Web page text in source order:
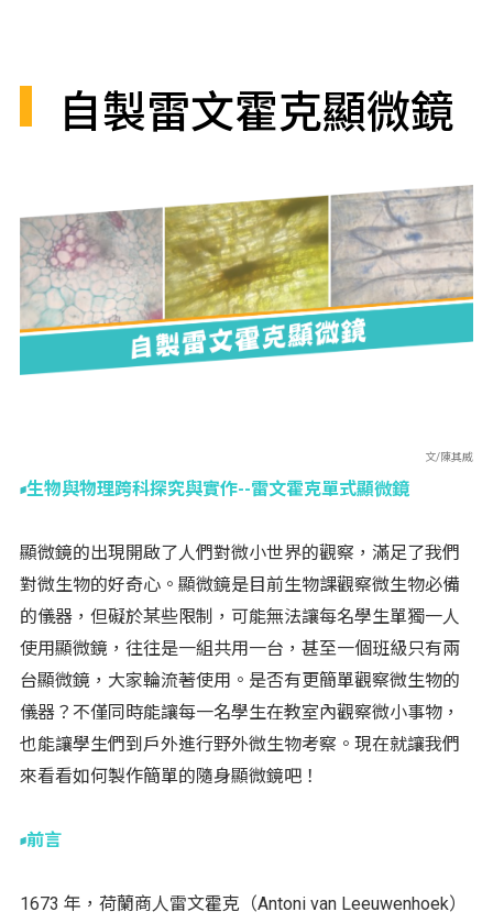
自製雷文霍克顯微鏡
文/陳其威
生物與物理跨科探究與實作--雷文霍克單式顯微鏡
顯微鏡的出現開啟了人們對微小世界的觀察，滿足了我們
對微生物的好奇心。顯微鏡是目前生物課觀察微生物必備
的儀器，但礙於某些限制，可能無法讓每名學生單獨一人
使用顯微鏡，往往是一組共用一台，甚至一個班級只有兩
台顯微鏡，大家輪流著使用。是否有更簡單觀察微生物的
儀器？不僅同時能讓每一名學生在教室內觀察微小事物，
也能讓學生們到戶外進行野外微生物考察。現在就讓我們
來看看如何製作簡單的隨身顯微鏡吧！
前言
1673 年，荷蘭商人雷文霍克（Antoni van Leeuwenhoek）